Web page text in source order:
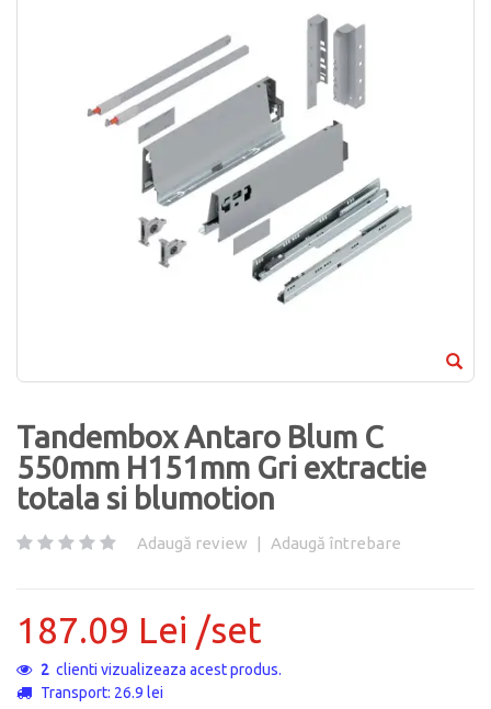
Tandembox Antaro Blum C
550mm H151mm Gri extractie
totala si blumotion
Adaugă review | Adaugă întrebare
187.09 Lei /set
2 clienti vizualizeaza acest produs.
Transport: 26.9 lei